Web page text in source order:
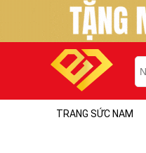
TRANG SỨC NAM